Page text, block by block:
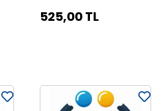
525,00 TL